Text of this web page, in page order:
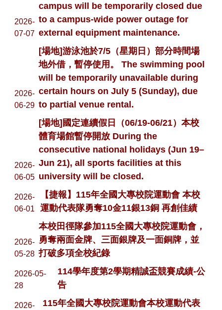
2026-
07-07
campus will be temporarily closed due
to a campus-wide power outage for
external equipment maintenance.
2026-
06-29
[場地]游泳池於7/5（星期日）部分時間場
地外借，暫停使用。 The swimming pool
will be temporarily unavailable during
certain hours on July 5 (Sunday), due
to partial venue rental.
2026-
06-05
[場地]國定連續假日（06/19-06/21）本校
體育場館暫停開放 During the
consecutive national holidays (Jun 19–
Jun 21), all sports facilities at this
university will be closed.
2026-
06-01
【捷報】115年全國大專校院運動會 本校
運動代表隊勇奪10金11銀13銅 再創佳績
2026-
05-28
本校田徑隊參加115全國大專校院運動會，
勇奪兩面金牌、三面銀牌及一面銅牌，並
打破多項全校紀錄
2026-05-
28
114學年度第2學期精誠盃競賽成績-公
告
2026-
115年全國大專校院運動會本校運動代表